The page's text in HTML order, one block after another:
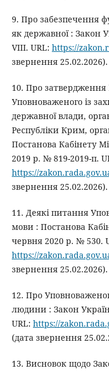
9. Про забезпечення
як державної : Закон
VIII. URL: https://
звернення 25.02.2026).
10. Про затвердження
Уповноваженого із
державної влади,
Республіки Крим,
Постанова Кабінету
2019 р. № 819-2019-п.
https://
звернення 25.02.2026).
11. Деякі питання
мови : Постанова
червня 2020 р. № 530.
https://
звернення 25.02.2026).
12. Про
людини : Закон
URL: https://
(дата звернення
13. Висновок щодо